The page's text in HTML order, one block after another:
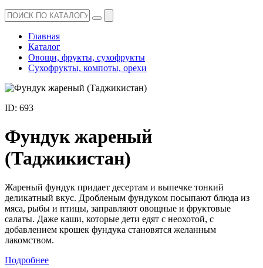
Главная
Каталог
Овощи, фрукты, сухофрукты
Сухофрукты, компоты, орехи
ID: 693
Фундук жареный
(Таджикистан)
Жареный фундук придает десертам и выпечке тонкий
деликатный вкус. Дробленым фундуком посыпают блюда из
мяса, рыбы и птицы, заправляют овощные и фруктовые
салаты. Даже каши, которые дети едят с неохотой, с
добавлением крошек фундука становятся желанным
лакомством.
Подробнее